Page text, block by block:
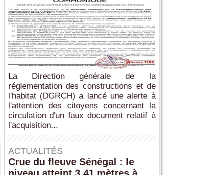
La Direction générale de la
réglementation des constructions et de
l'habitat (DGRCH) a lancé une alerte à
l'attention des citoyens concernant la
circulation d'un faux document relatif à
l'acquisition...
ACTUALITÉS
Crue du fleuve Sénégal : le